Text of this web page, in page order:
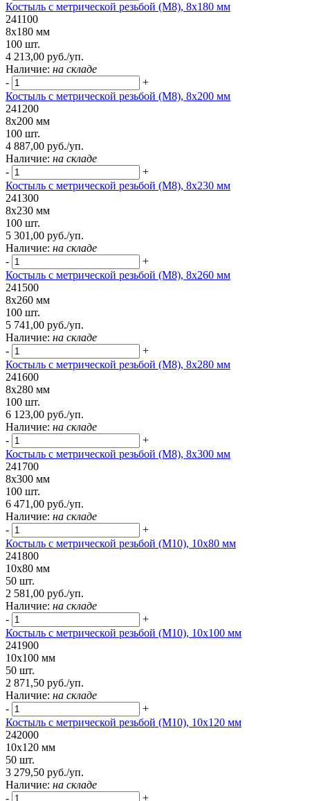
Костыль с метрической резьбой (М8), 8х180 мм
241100
8х180 мм
100 шт.
4 213,00 руб./уп.
Наличие: на складе
-
+
Костыль с метрической резьбой (М8), 8х200 мм
241200
8х200 мм
100 шт.
4 887,00 руб./уп.
Наличие: на складе
-
+
Костыль с метрической резьбой (М8), 8х230 мм
241300
8х230 мм
100 шт.
5 301,00 руб./уп.
Наличие: на складе
-
+
Костыль с метрической резьбой (М8), 8х260 мм
241500
8х260 мм
100 шт.
5 741,00 руб./уп.
Наличие: на складе
-
+
Костыль с метрической резьбой (М8), 8х280 мм
241600
8х280 мм
100 шт.
6 123,00 руб./уп.
Наличие: на складе
-
+
Костыль с метрической резьбой (М8), 8х300 мм
241700
8х300 мм
100 шт.
6 471,00 руб./уп.
Наличие: на складе
-
+
Костыль с метрической резьбой (М10), 10х80 мм
241800
10х80 мм
50 шт.
2 581,00 руб./уп.
Наличие: на складе
-
+
Костыль с метрической резьбой (М10), 10х100 мм
241900
10х100 мм
50 шт.
2 871,50 руб./уп.
Наличие: на складе
-
+
Костыль с метрической резьбой (М10), 10х120 мм
242000
10х120 мм
50 шт.
3 279,50 руб./уп.
Наличие: на складе
-
+